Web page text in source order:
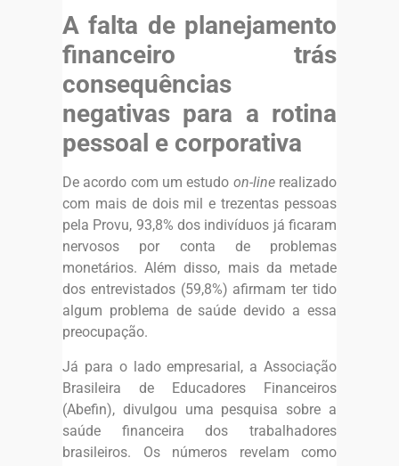
A falta de planejamento
financeiro trás
consequências
negativas para a rotina
pessoal e corporativa
De acordo com um estudo on-linerealizado
com mais de dois mil e trezentas pessoas
pela Provu, 93,8% dos indivíduos já ficaram
nervosos por conta de problemas
monetários. Além disso, mais da metade
dos entrevistados (59,8%) afirmam ter tido
algum problema de saúde devido a essa
preocupação.
Já para o lado empresarial, a Associação
Brasileira de Educadores Financeiros
(Abefin), divulgou uma pesquisa sobre a
saúde financeira dos trabalhadores
brasileiros. Os números revelam como